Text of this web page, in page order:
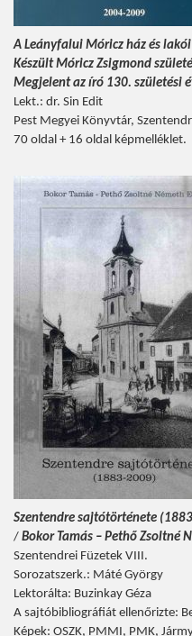
A Leányfalui Móricz ház és lakói
Készült Móricz Zsigmond
Megjelent az író 130. születési
Lekt.: dr. Sin Edit
Pest Megyei Könyvtár,
70 oldal + 16 oldal képmelléklet.
Szentendre sajtótörténete
/ Bokor Tamás – Pethő Zsoltné
Szentendrei Füzetek VIII.
Sorozatszerk.: Máté György
Lektorálta: Buzinkay Géza
A sajtóbibliográfiát ellenőrizte:
Képek: OSZK, PMMI, PMK,